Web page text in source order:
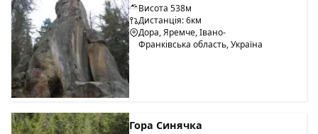
Висота 538м
Дистанція: 6км
Дора, Яремче, Івано-
Франківська область, Україна
Гора Синячка